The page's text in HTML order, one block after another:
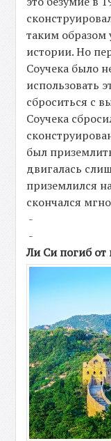
таким образом
истории. Но
Соучека было
использовать
сброситься с
Соучека
был
двигалась
приземлился
скончался
-
-
Ли Си погиб от